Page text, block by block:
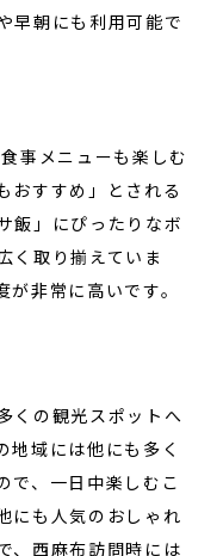
早朝にも利用可能で
事メニューも楽しむ
おすすめ」とされる
飯」にぴったりなボ
く取り揃えていま
非常に高いです。
くの観光スポットへ
地域には他にも多く
で、一日中楽しむこ
にも人気のおしゃれ
、西麻布訪問時には